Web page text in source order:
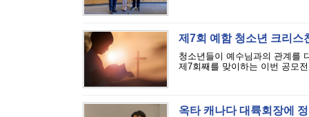
제7회 예함 청소년 크리스
청소년들이 예수님과의 관계를
제7회째를 맞이하는 이번 공모
옥타 캐나다 대륙회장에